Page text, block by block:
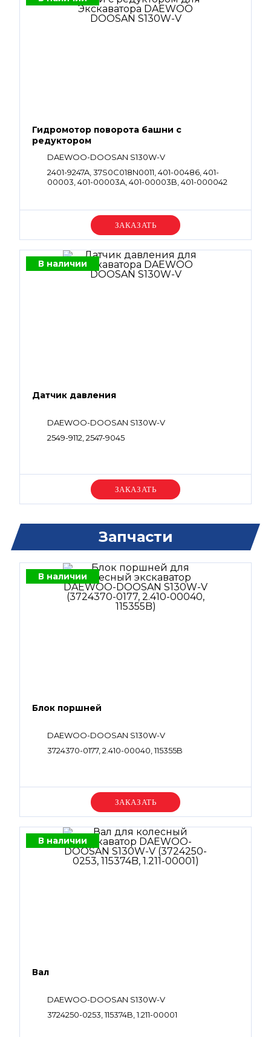
Гидромотор поворота башни с
редуктором
DAEWOO-DOOSAN S130W-V
2401-9247A, 37S0C018N0011, 401-00486, 401-
00003, 401-00003A, 401-00003B, 401-000042
Уточняйте цену
В наличии
Датчик давления
DAEWOO-DOOSAN S130W-V
2549-9112, 2547-9045
Уточняйте цену
Запчасти
В наличии
Блок поршней
DAEWOO-DOOSAN S130W-V
3724370-0177, 2.410-00040, 115355B
Уточняйте цену
В наличии
Вал
DAEWOO-DOOSAN S130W-V
3724250-0253, 115374B, 1.211-00001